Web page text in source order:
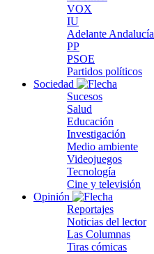
VOX
IU
Adelante Andalucía
PP
PSOE
Partidos políticos
Sociedad
Sucesos
Salud
Educación
Investigación
Medio ambiente
Videojuegos
Tecnología
Cine y televisión
Opinión
Reportajes
Noticias del lector
Las Columnas
Tiras cómicas